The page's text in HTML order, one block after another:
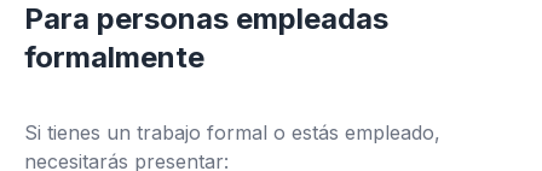
Para personas empleadas
formalmente
Si tienes un trabajo formal o estás empleado,
necesitarás presentar: